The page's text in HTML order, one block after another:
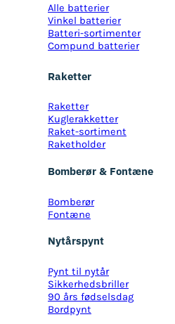
Alle batterier
Vinkel batterier
Batteri-sortimenter
Compund batterier
Raketter
Raketter
Kuglerakketter
Raket-sortiment
Raketholder
Bomberør & Fontæne
Bomberør
Fontæne
Nytårspynt
Pynt til nytår
Sikkerhedsbriller
90 års fødselsdag
Bordpynt